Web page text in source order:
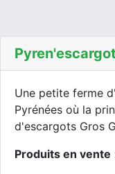
Une petite ferme
Pyrénées où la
d'escargots Gros
Produits en vente